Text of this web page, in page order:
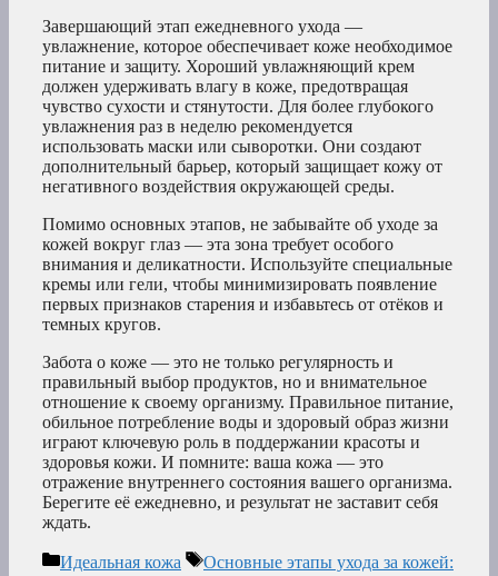
Завершающий этап ежедневного ухода —
увлажнение, которое обеспечивает коже необходимое
питание и защиту. Хороший увлажняющий крем
должен удерживать влагу в коже, предотвращая
чувство сухости и стянутости. Для более глубокого
увлажнения раз в неделю рекомендуется
использовать маски или сыворотки. Они создают
дополнительный барьер, который защищает кожу от
негативного воздействия окружающей среды.
Помимо основных этапов, не забывайте об уходе за
кожей вокруг глаз — эта зона требует особого
внимания и деликатности. Используйте специальные
кремы или гели, чтобы минимизировать появление
первых признаков старения и избавьтесь от отёков и
темных кругов.
Забота о коже — это не только регулярность и
правильный выбор продуктов, но и внимательное
отношение к своему организму. Правильное питание,
обильное потребление воды и здоровый образ жизни
играют ключевую роль в поддержании красоты и
здоровья кожи. И помните: ваша кожа — это
отражение внутреннего состояния вашего организма.
Берегите её ежедневно, и результат не заставит себя
ждать.
Рубрики
Идеальная кожа Метки
Основные этапы ухода за кожей: